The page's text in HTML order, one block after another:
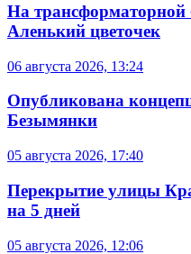
На трансформаторной
Аленький цветочек
06 августа 2026, 13:24
Опубликована
Безымянки
05 августа 2026, 17:40
Перекрытие улицы
на 5 дней
05 августа 2026, 12:06